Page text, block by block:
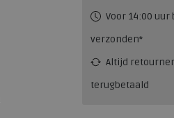
Voor 14:00
verzonden*
Altijd
terugbetaald